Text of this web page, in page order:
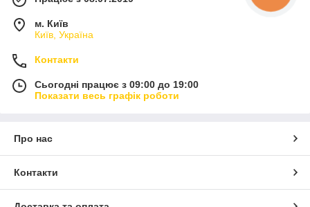
м. Київ
Київ, Україна
Контакти
Сьогодні працює з 09:00 до 19:00
Показати весь графік роботи
Про нас
Контакти